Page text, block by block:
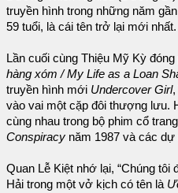
truyền hình trong những năm
59 tuổi, là cái tên trở lại mới nhất.
Lần cuối cùng Thiệu Mỹ Kỳ
hàng xóm / My Life as a Loan
truyền hình mới Undercover Girl,
vào vai một cặp đôi thượng lưu.
cùng nhau trong bộ phim cổ
Conspiracy năm 1987 và các dự
Quan Lễ Kiệt nhớ lại, “Chúng
Hải trong một vở kịch có tên là